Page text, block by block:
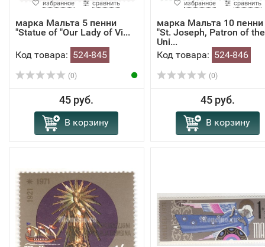
избранное сравнить
марка Мальта 5 пенни
"Statue of "Our Lady of Vi...
Код товара: 524-845
(0)
45 руб.
В корзину
избранное сравнить
марка Мальта 10 пенни
"St. Joseph, Patron of the
Uni...
Код товара: 524-846
(0)
45 руб.
В корзину